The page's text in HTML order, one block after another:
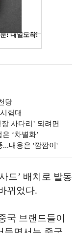
당
험대
사다리’ 되려면
‘차별화’
...내용은 '깜깜이'
드’ 배치로 발동
뀌었다.
국 브랜드들이